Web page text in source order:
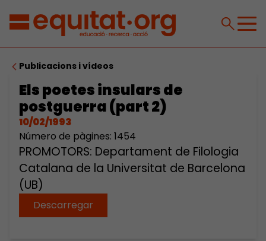
Publicacions i vídeos
Els poetes insulars de
postguerra (part 2)
10/02/1993
Número de pàgines: 1454
PROMOTORS: Departament de Filologia
Catalana de la Universitat de Barcelona
(UB)
Descarregar